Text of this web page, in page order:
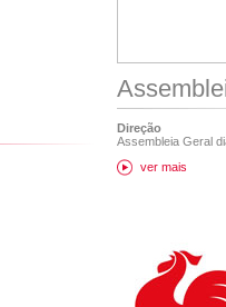
Direção
Assembleia Geral
ver mais